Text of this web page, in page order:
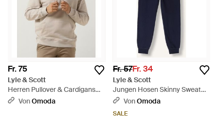
Fr. 75
Lyle & Scott
Herren Pullover & Cardigans
Pullover Hoodie - Natur
VonOmoda
Fr. 57Fr. 34
Lyle & Scott
Jungen Hosen Skinny Sweat
Pant - Blau
VonOmoda
SALE